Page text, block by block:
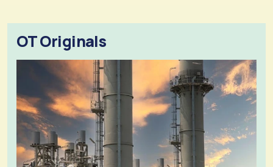
OT Originals